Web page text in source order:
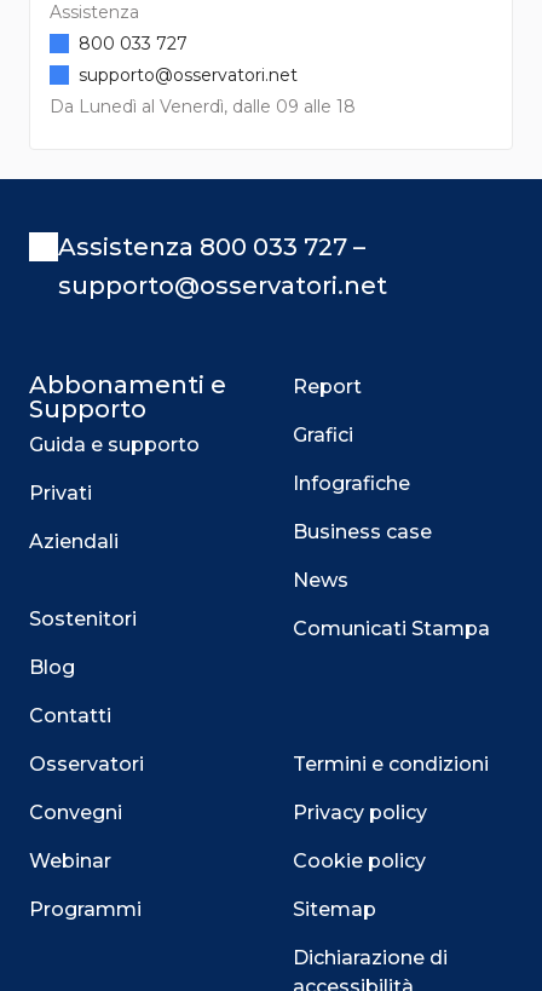
Assistenza
Da Lunedì al Venerdì, dalle 09 alle 18
800 033 727
supporto@osservatori.net
Assistenza 800 033 727 –
supporto@osservatori.net
Abbonamenti e
Supporto
Guida e supporto
Privati
Aziendali
Sostenitori
Blog
Contatti
Osservatori
Convegni
Webinar
Programmi
Report
Grafici
Infografiche
Business case
News
Comunicati Stampa
Termini e condizioni
Privacy policy
Cookie policy
Sitemap
Dichiarazione di